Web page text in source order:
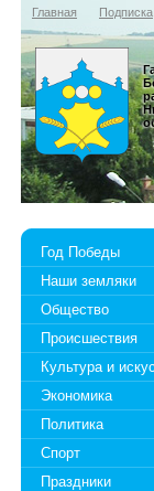
Главная Подписка
Год Победы
Наши земляки
Общество
Происшествия
Культура и
Экономика
Политика
Спорт
Праздники